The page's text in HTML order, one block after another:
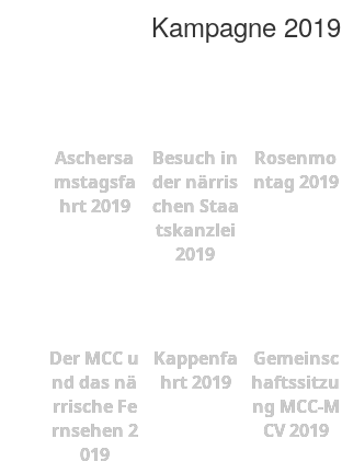
Kampagne 2019
Aschersa
mstagsfa
hrt 2019
Besuch in
der närris
chen Staa
tskanzlei
2019
Rosenmo
ntag 2019
Der MCC u
nd das nä
rrische Fe
rnsehen 2
019
Kappenfa
hrt 2019
Gemeinsc
haftssitzu
ng MCC-M
CV 2019